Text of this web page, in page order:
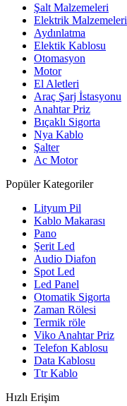
Şalt Malzemeleri
Elektrik Malzemeleri
Aydınlatma
Elektik Kablosu
Otomasyon
Motor
El Aletleri
Araç Şarj İstasyonu
Anahtar Priz
Bıçaklı Sigorta
Nya Kablo
Şalter
Ac Motor
Popüler Kategoriler
Lityum Pil
Kablo Makarası
Pano
Şerit Led
Audio Diafon
Spot Led
Led Panel
Otomatik Sigorta
Zaman Rölesi
Termik röle
Viko Anahtar Priz
Telefon Kablosu
Data Kablosu
Ttr Kablo
Hızlı Erişim